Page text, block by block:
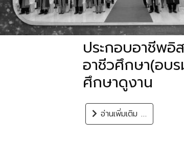
24/06/ 69 โคร
ประกอบอาชีพอิ
อาชีวศึกษา(อบ
ศึกษาดูงาน
อ่านเพิ่มเติม …